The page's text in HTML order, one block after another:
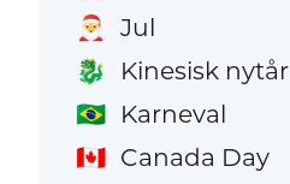
🎅 Jul
🐉 Kinesisk nytår
🇧🇷 Karneval
🇨🇦 Canada Day